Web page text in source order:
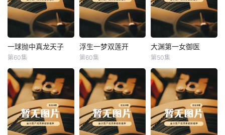
一球抛中真龙天子
一球抛中真龙天子
第60集
浮生一梦双莲开
浮生一梦双莲开
第60集
大渊第一女御医
大渊第一女御医
第50集